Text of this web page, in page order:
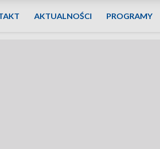
AKTUALNOŚCI PROGRAMY